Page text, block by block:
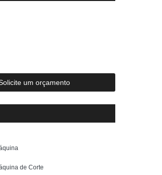
para Construção Civil
Içamento de Carga
Dobradeiras
Máquinas Industriais
um orçamento
de Corte